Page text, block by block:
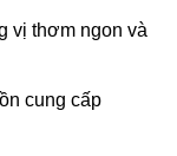
vị thơm ngon và
cung cấp